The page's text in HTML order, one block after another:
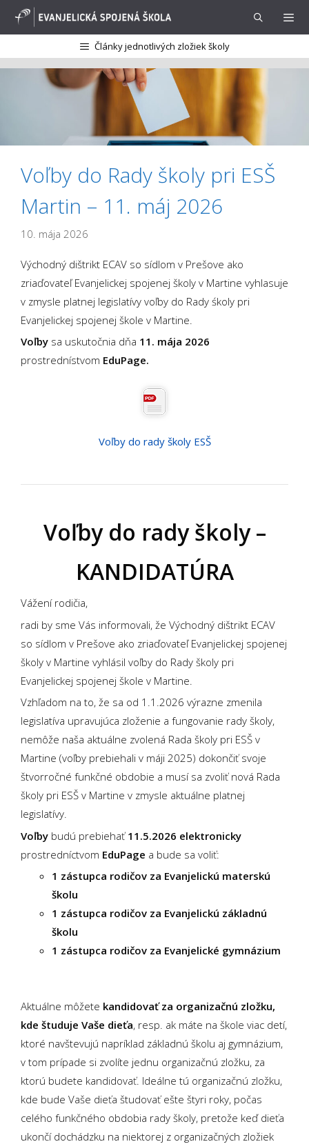
Preskočiť
Články jednotlivých zložiek školy
Voľby do Rady školy pri ESŠ
Martin – 11. máj 2026
10. mája 2026
Východný dištrikt ECAV so sídlom v Prešove ako
zriaďovateľ Evanjelickej spojenej školy v Martine vyhlasuje
v zmysle platnej legislatívy voľby do Rady śkoly pri
Evanjelickej spojenej škole v Martine.
Voľby sa uskutočnia dňa 11. mája 2026
prostrednístvom EduPage.
Voľby do rady školy ESŠ
Voľby do rady školy –
KANDIDATÚRA
Vážení rodičia,
radi by sme Vás informovali, že Východný dištrikt ECAV
so sídlom v Prešove ako zriaďovateľ Evanjelickej spojenej
školy v Martine vyhlásil voľby do Rady školy pri
Evanjelickej spojenej škole v Martine.
Vzhľadom na to, že sa od 1.1.2026 výrazne zmenila
legislatíva upravujúca zloženie a fungovanie rady školy,
nemôže naša aktuálne zvolená Rada školy pri ESŠ v
Martine (voľby prebiehali v máji 2025) dokončiť svoje
štvorročné funkčné obdobie a musí sa zvoliť nová Rada
školy pri ESŠ v Martine v zmysle aktuálne platnej
legislatívy.
Voľby budú prebiehať 11.5.2026 elektronicky
prostredníctvom EduPage a bude sa voliť:
1 zástupca rodičov za Evanjelickú materskú
školu
1 zástupca rodičov za Evanjelickú základnú
školu
1 zástupca rodičov za Evanjelické gymnázium
Aktuálne môžete kandidovať za organizačnú zložku,
kde študuje Vaše dieťa, resp. ak máte na škole viac detí,
ktoré navštevujú napríklad základnú školu aj gymnázium,
v tom prípade si zvolíte jednu organizačnú zložku, za
ktorú budete kandidovať. Ideálne tú organizačnú zložku,
kde bude Vaše dieťa študovať ešte štyri roky, počas
celého funkčného obdobia rady školy, pretože keď dieťa
ukončí dochádzku na niektorej z organizačných zložiek